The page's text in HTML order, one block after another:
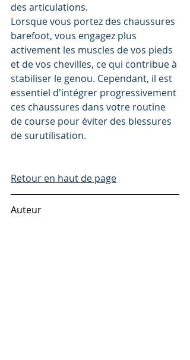
des articulations.
Lorsque vous portez des chaussures
barefoot, vous engagez plus
activement les muscles de vos pieds
et de vos chevilles, ce qui contribue à
stabiliser le genou. Cependant, il est
essentiel d'intégrer progressivement
ces chaussures dans votre routine
de course pour éviter des blessures
de surutilisation.
Retour en haut de page
Auteur